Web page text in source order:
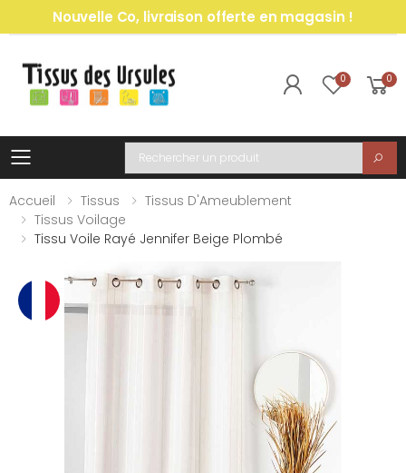
Nouvelle Co, livraison offerte en magasin !
0 0
Toggle mobile menu
Recherche
Accueil
Tissus
Tissus D'Ameublement
Tissus Voilage
Tissu Voile Rayé Jennifer Beige Plombé